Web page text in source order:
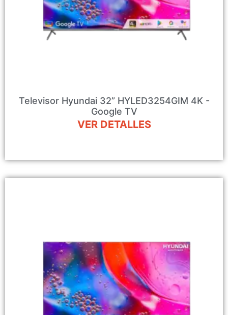
Televisor Hyundai 32” HYLED3254GIM 4K -
Google TV
VER DETALLES